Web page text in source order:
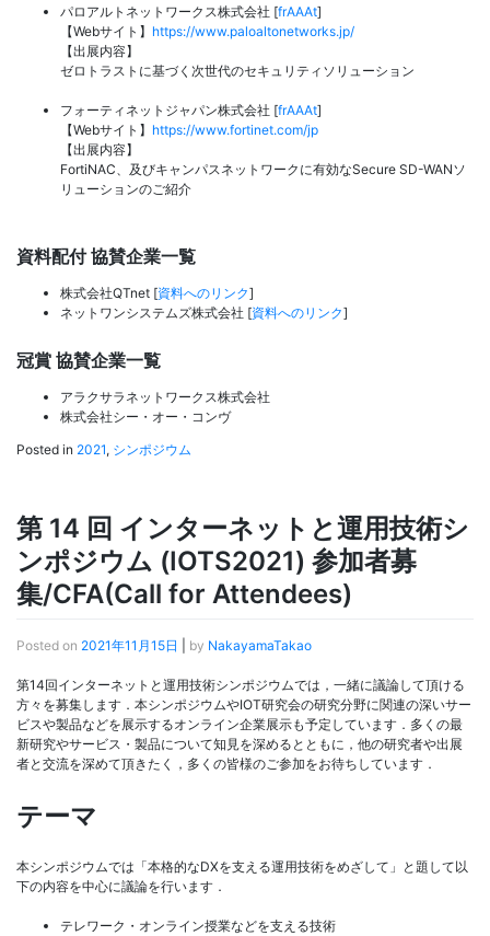
パロアルトネットワークス株式会社 [frAAAt]
【Webサイト】 https://www.paloaltonetworks.jp/
【出展内容】
ゼロトラストに基づく次世代のセキュリティソリューション
フォーティネットジャパン株式会社 [frAAAt]
【Webサイト】 https://www.fortinet.com/jp
【出展内容】
FortiNAC、及びキャンパスネットワークに有効なSecure SD-WANソ
リューションのご紹介
資料配付 協賛企業一覧
株式会社QTnet [資料へのリンク]
ネットワンシステムズ株式会社 [資料へのリンク]
冠賞 協賛企業一覧
アラクサラネットワークス株式会社
株式会社シー・オー・コンヴ
Posted in 2021, シンポジウム
第 14 回 インターネットと運用技術シ
ンポジウム (IOTS2021) 参加者募
集/CFA(Call for Attendees)
Posted on 2021年11月15日 by NakayamaTakao
第14回インターネットと運用技術シンポジウムでは，一緒に議論して頂ける
方々を募集します．本シンポジウムやIOT研究会の研究分野に関連の深いサー
ビスや製品などを展示するオンライン企業展示も予定しています．多くの最
新研究やサービス・製品について知見を深めるとともに，他の研究者や出展
者と交流を深めて頂きたく，多くの皆様のご参加をお待ちしています．
テーマ
本シンポジウムでは「本格的なDXを支える運用技術をめざして」と題して以
下の内容を中心に議論を行います．
テレワーク・オンライン授業などを支える技術